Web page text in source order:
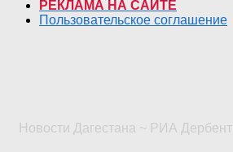
РЕКЛАМА НА САЙТЕ
Пользовательское соглашение
Новости Дагестана ~ РИА Дербент